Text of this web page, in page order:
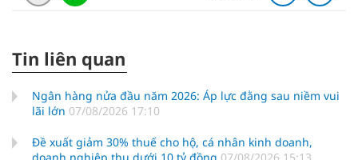
Tin liên quan
Ngân hàng nửa đầu năm 2026: Áp lực đằng sau niềm vui
lãi lớn 07/08/2026 17:10
Đề xuất giảm 30% thuế cho hộ, cá nhân kinh doanh,